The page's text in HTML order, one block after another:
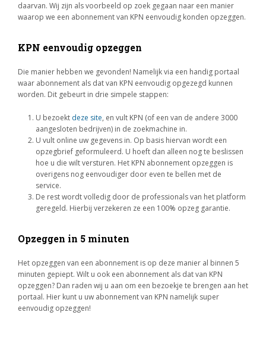
daarvan. Wij zijn als voorbeeld op zoek gegaan naar een manier
waarop we een abonnement van KPN eenvoudig konden opzeggen.
KPN eenvoudig opzeggen
Die manier hebben we gevonden! Namelijk via een handig portaal
waar abonnement als dat van KPN eenvoudig opgezegd kunnen
worden. Dit gebeurt in drie simpele stappen:
U bezoekt deze site, en vult KPN (of een van de andere 3000
aangesloten bedrijven) in de zoekmachine in.
U vult online uw gegevens in. Op basis hiervan wordt een
opzegbrief geformuleerd. U hoeft dan alleen nog te beslissen
hoe u die wilt versturen. Het KPN abonnement opzeggen is
overigens nog eenvoudiger door even te bellen met de
service.
De rest wordt volledig door de professionals van het platform
geregeld. Hierbij verzekeren ze een 100% opzeg garantie.
Opzeggen in 5 minuten
Het opzeggen van een abonnement is op deze manier al binnen 5
minuten gepiept. Wilt u ook een abonnement als dat van KPN
opzeggen? Dan raden wij u aan om een bezoekje te brengen aan het
portaal. Hier kunt u uw abonnement van KPN namelijk super
eenvoudig opzeggen!